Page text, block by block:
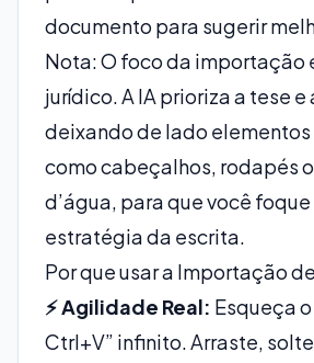
documento para sugerir
Nota: O foco da importação
jurídico. A IA prioriza a tese
deixando de lado
como cabeçalhos, rodapés
d’água, para que você
estratégia da escrita.
Por que usar a Importação
⚡ Agilidade Real: Esqueça
Ctrl+V” infinito. Arraste,